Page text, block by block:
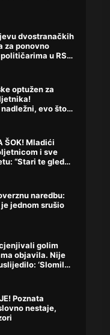
dvostranačkih
za ponovno
u RS-
optužen za
evo što
ŠOK! Mladići
i sve
“Stari te gleda
naredbu:
jednom srušio
golim
objavila. Nije
‘Slomilo
Poznata
nestaje,